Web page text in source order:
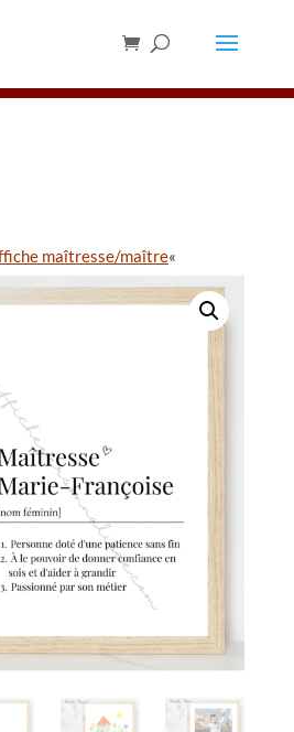
en rupture de stock,
en commander pour le
maîtresse/maître«